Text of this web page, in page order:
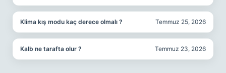
Klima kış modu kaç derece olmalı ? Temmuz 25, 2026
Kalb ne tarafta olur ? Temmuz 23, 2026